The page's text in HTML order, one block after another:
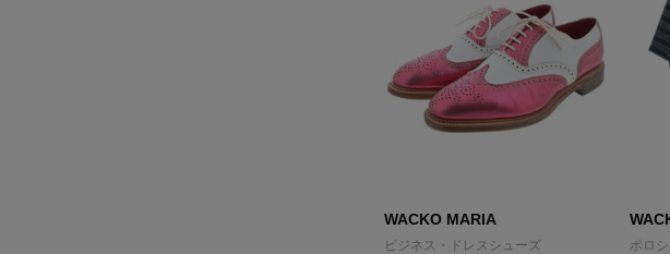
WACKO MARIA
ビジネス・ドレスシューズ
ポロ